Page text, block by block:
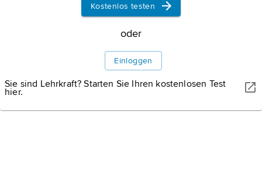
Informationen zum Artikel
Kostenlos testen
oder
Einloggen
Sie sind Lehrkraft? Starten Sie Ihren kostenlosen Test
hier.